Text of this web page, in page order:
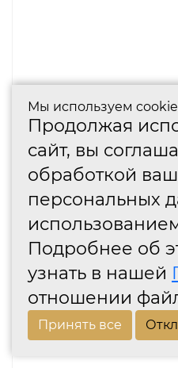
Мы используем
Продолжая
сайт, вы
обработкой
персональных
Подробнее об
узнать в нашей
отношении
Принять все